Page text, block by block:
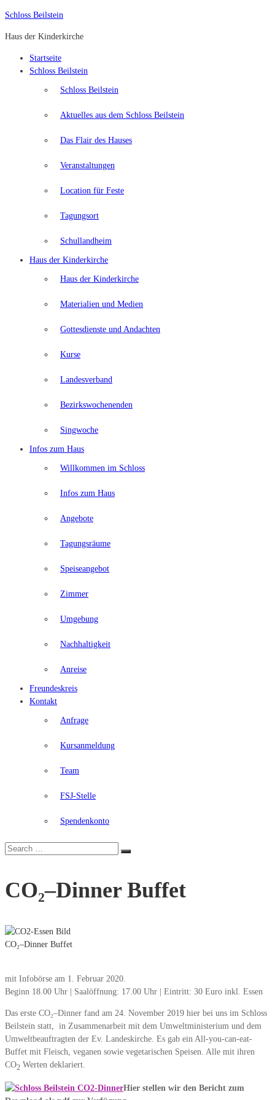
Skip
content
Schloss Beilstein
Haus der Kinderkirche
Startseite
Schloss Beilstein
Schloss Beilstein
Aktuelles aus dem Schloss Beilstein
Das Flair des Hauses
Veranstaltungen
Location für Feste
Tagungsort
Schullandheim
Haus der Kinderkirche
Haus der Kinderkirche
Materialien und Medien
Gottesdienste und Andachten
Kurse
Landesverband
Bezirkswochenenden
Singwoche
Infos zum Haus
Willkommen im Schloss
Infos zum Haus
Angebote
Tagungsräume
Speiseangebot
Zimmer
Umgebung
Nachhaltigkeit
Anreise
Freundeskreis
Kontakt
Anfrage
Kursanmeldung
Team
FSJ-Stelle
Spendenkonto
Search
Search
CO₂–Dinner Buffet
CO₂–Dinner Buffet
mit Infobörse am 1. Februar 2020.
Beginn 18.00 Uhr | Saalöffnung: 17.00 Uhr | Eintritt: 30 Euro inkl. Essen
Das erste CO₂–Dinner fand am 24. November 2019 hier bei uns im Schloss
Beilstein statt, in Zusammenarbeit mit dem Umweltministerium und dem
Umweltbeauftragten der Ev. Landeskirche. Es gab ein All-you-can-eat-
Buffet mit Fleisch, veganen sowie vegetarischen Speisen. Alle mit ihren
CO2 Werten deklariert.
Hier stellen wir den Bericht zum